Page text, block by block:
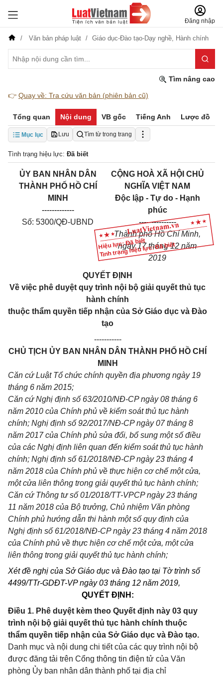
Đăng nhập
Văn bản pháp luật Giáo dục-Đào tạo-Dạy nghề, Hành chính
Tìm nâng cao
👉 Quay về: Tra cứu văn bản (phiên bản cũ)
Tổng quan Nội dung VB gốc Tiếng Anh Lược đồ
Mục lục Lưu Tìm từ trong trang
Tình trạng hiệu lực: Đã biết
Hiệu lực: Đã biết
Tình trạng hiệu lực: Đã biết
ỦY BAN NHÂN DÂN
THÀNH PHỐ HỒ CHÍ
MINH
-------------
Số: 5300/QĐ-UBND
CỘNG HOÀ XÃ HỘI CHỦ
NGHĨA VIỆT NAM
Độc lập - Tự do - Hạnh
phúc
---------------
Thành phố Hồ Chí Minh,
ngày 17 tháng 12 năm
2019
QUYẾT ĐỊNH
Về việc phê duyệt quy trình nội bộ giải quyết thủ tục
hành chính
thuộc thẩm quyền tiếp nhận của Sở Giáo dục và Đào
tạo
-----------
CHỦ TỊCH ỦY BAN NHÂN DÂN THÀNH PHỐ HỒ CHÍ
MINH
Căn cứ Luật Tổ chức chính quyền địa phương ngày 19
tháng 6 năm 2015;
Căn cứ Nghị định số 63/2010/NĐ-CP ngày 08 tháng 6
năm 2010 của Chính phủ về kiểm soát thủ tục hành
chính; Nghị định số 92/2017/NĐ-CP ngày 07 tháng 8
năm 2017 của Chính phủ sửa đổi, bổ sung một số điều
của các Nghị định liên quan đến kiểm soát thủ tục hành
chính; Nghị định số 61/2018/NĐ-CP ngày 23 tháng 4
năm 2018 của Chính phủ về thực hiện cơ chế một cửa,
một cửa liên thông trong giải quyết thủ tục hành chính;
Căn cứ Thông tư số 01/2018/TT-VPCP ngày 23 tháng
11 năm 2018 của Bộ trưởng, Chủ nhiệm Văn phòng
Chính phủ hướng dẫn thi hành một số quy định của
Nghị định số 61/2018/NĐ-CP ngày 23 tháng 4 năm 2018
của Chính phủ về thực hiện cơ chế một cửa, một cửa
liên thông trong giải quyết thủ tục hành chính;
Xét đề nghị của Sở Giáo dục và Đào tạo tại Tờ trình số
4499/TTr-GDĐT-VP ngày 03 tháng 12 năm 2019,
QUYẾT ĐỊNH:
Điều 1. Phê duyệt kèm theo Quyết định này 03 quy
trình nội bộ giải quyết thủ tục hành chính thuộc
thẩm quyền tiếp nhận của Sở Giáo dục và Đào tạo.
Danh mục và nội dung chi tiết của các quy trình nội bộ
được đăng tải trên Cổng thông tin điện tử của Văn
phòng Ủy ban nhân dân thành phố tại địa chỉ